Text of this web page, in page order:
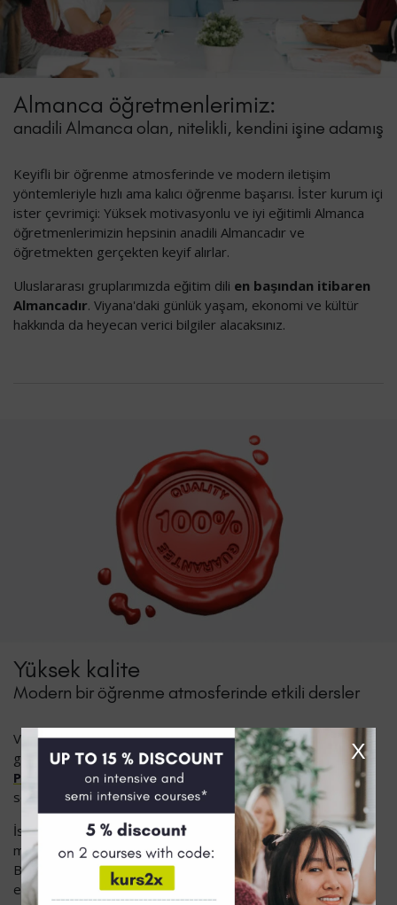
Almanca öğretmenlerimiz:
anadili Almanca olan, nitelikli, kendini işine adamış
Keyifli bir öğrenme atmosferinde ve modern iletişim
yöntemleriyle hızlı ama kalıcı öğrenme başarısı. İster kurum içi
ister çevrimiçi: Yüksek motivasyonlu ve iyi eğitimli Almanca
öğretmenlerimizin hepsinin anadili Almancadır ve
öğretmekten gerçekten keyif alırlar.
Uluslararası gruplarımızda eğitim dili en başından itibaren
Almancadır. Viyana'daki günlük yaşam, ekonomi ve kültür
hakkında da heyecan verici bilgiler alacaksınız.
Yüksek kalite
Modern bir öğrenme atmosferinde etkili dersler
Viyana'daki Almanca kurslarımızın çok iyi ve etkili olduğu
gerçeği, kurs katılımcılarımızın Facebook, Google veya
ProvenExpert'te DeutschAkademie hakkında sürekli olarak
son derece olumlu yorumlar yapmasıyla kanıtlanmıştır.
İster çevrimiçi ister yerinde olsun, dil okulumuzda başarılı,
motive edici ve keyifli haftalar geçireceğinize inanıyoruz.
Beklentileriniz kurslarımızdan biriyle eşleşmezse
endişelenmeyin: sizekalite garantisisunuyoruz.
X